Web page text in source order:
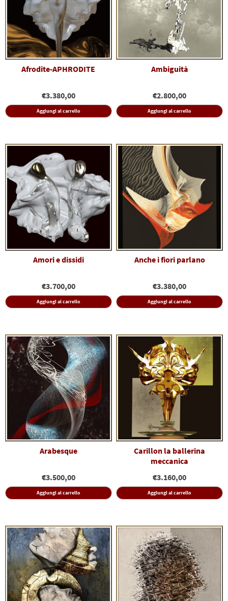
Afrodite-APHRODITE
€3.380,00
Aggiungi al carrello
Ambiguità
€2.800,00
Aggiungi al carrello
Amori e dissidi
€3.700,00
Aggiungi al carrello
Anche i fiori parlano
€3.380,00
Aggiungi al carrello
Arabesque
€3.500,00
Aggiungi al carrello
Carillon la ballerina
meccanica
€3.160,00
Aggiungi al carrello